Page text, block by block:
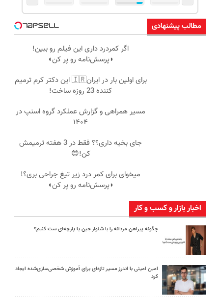
مطالب پیشنهادی
اگر کمردرد داری این فیلم رو ببین!
◗پرسش‌نامه رو پر کن◖
برای اولین بار در ایران🇮🇷 این دکتر کرم ترمیم
کننده 23 روزه ساخت!
مسیر همراهی و گزارش عملکرد گروه اسنپ در
۱۴۰۴
جای بخیه داری؟؟ فقط در 3 هفته ترمیمش
کن!😍
میخوای برای کمر درد زیر تیغ جراحی بری؟!
◗پرسش‌نامه رو پر کن◖
اخبار بازار و کسب و کار
چگونه پیراهن مردانه را با شلوار جین یا پارچه‌ای ست کنیم؟
امین امینی با اندرز مسیر تازه‌ای برای آموزش شخصی‌سازی‌شده ایجاد
کرد